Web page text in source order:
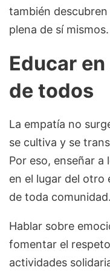
también
plena de sí mismos.
Educar
de todos
La empatía no
se cultiva y se
Por eso, enseñar a
en el lugar del otro
de toda comunidad.
Hablar sobre
fomentar el
actividades